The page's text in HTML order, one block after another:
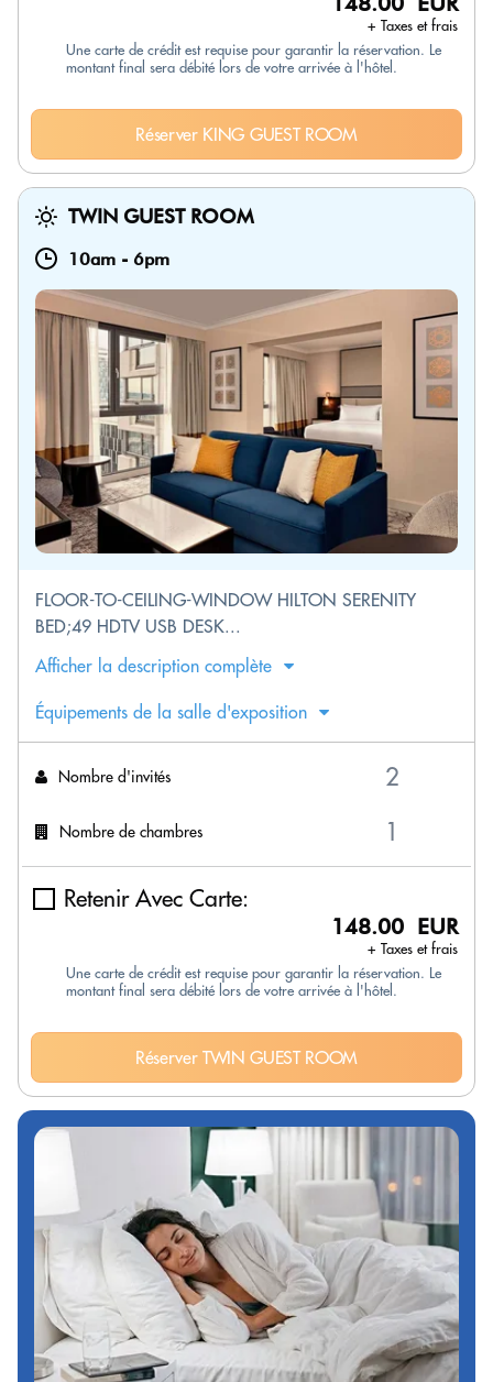
+ Taxes et frais
Une carte de crédit est requise pour garantir la réservation. Le
montant final sera débité lors de votre arrivée à l'hôtel.
Réserver KING GUEST ROOM
TWIN GUEST ROOM
10am - 6pm
FLOOR-TO-CEILING-WINDOW HILTON SERENITY
BED;49 HDTV USB DESK...
Afficher la description complète
Équipements de la salle d'exposition
Nombre d'invités
Nombre de chambres
Retenir Avec Carte:
148.00 EUR
+ Taxes et frais
Une carte de crédit est requise pour garantir la réservation. Le
montant final sera débité lors de votre arrivée à l'hôtel.
Réserver TWIN GUEST ROOM